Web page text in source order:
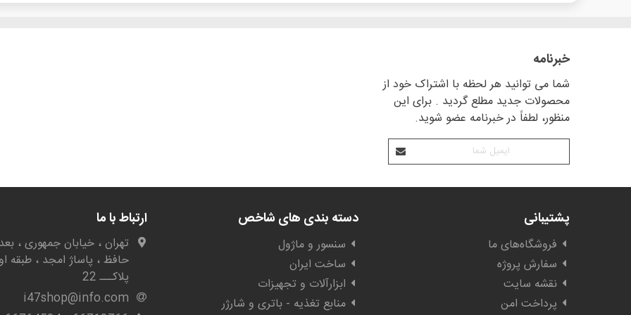
خبرنامه
شما می توانید هر لحظه با اشتراک خود از
محصولات جدید مطلع گردید . برای این
منظور، لطفاً در خبرنامه عضو شوید.
پشتیبانی
فروشگاه‌های ما
سفارش پروژه
نقشه سایت
پرداخت امن
دسته بندی های شاخص
سنسور و ماژول
ساخت ایران
ابزارآلات و تجهیزات
منابع تغذیه - باتری و شارژر
ارتباط با ما
تهران ، خیابان جمهوری ،
حافظ ، پاساژ امجد ، طبقه
پلاکـــ 22
i47shop@info.com